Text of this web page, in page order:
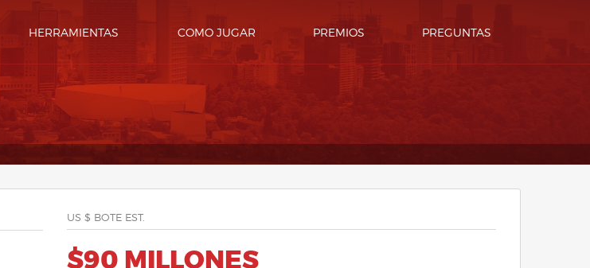
HERRAMIENTAS COMO JUGAR PREMIOS PREGUNTAS
US $ BOTE EST.
$90 MILLONES